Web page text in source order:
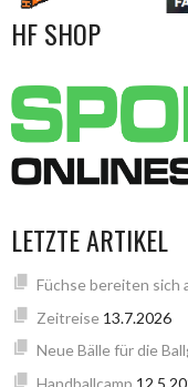
HF SHOP
LETZTE ARTIKEL
Füchse bereiten sich
Zeitreise 13.7.2026
Neue Bälle für die
Handballcamp